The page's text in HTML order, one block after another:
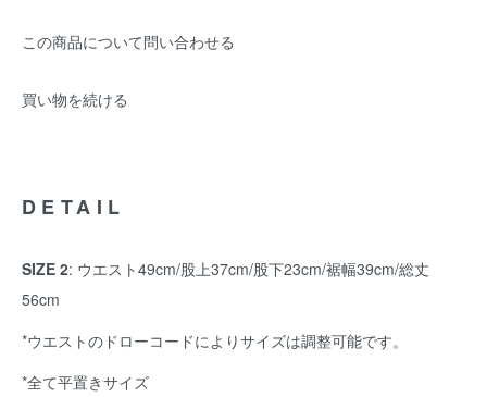
この商品について問い合わせる
買い物を続ける
DETAIL
SIZE 2: ウエスト49cm/股上37cm/股下23cm/裾幅39cm/総丈
56cm
*ウエストのドローコードによりサイズは調整可能です。
*全て平置きサイズ